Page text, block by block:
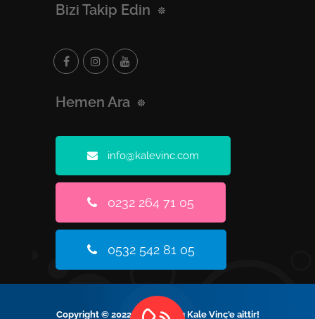
Bizi Takip Edin
Hemen Ara
info@kalevinc.com
0232 264 71 05
0532 542 81 05
Copyright © 2022 Tüm Hakları Kale Vinç'e aittir!